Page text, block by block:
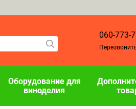
060-773-
Оборудование для
виноделия